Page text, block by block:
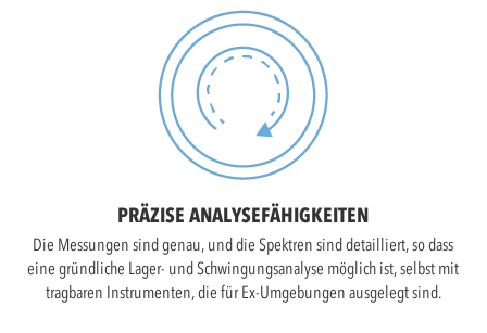
PRÄZISE ANALYSEFÄHIGKEITEN
Die Messungen sind genau, und die Spektren sind detailliert, so dass
eine gründliche Lager- und Schwingungsanalyse möglich ist, selbst mit
tragbaren Instrumenten, die für Ex-Umgebungen ausgelegt sind.